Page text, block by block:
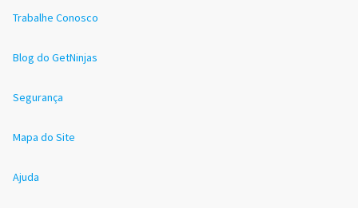
Trabalhe Conosco
Blog do GetNinjas
Segurança
Mapa do Site
Ajuda